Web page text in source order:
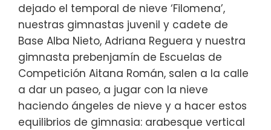
dejado el temporal de nieve ‘Filomena’,
nuestras gimnastas juvenil y cadete de
Base Alba Nieto, Adriana Reguera y nuestra
gimnasta prebenjamín de Escuelas de
Competición Aitana Román, salen a la calle
a dar un paseo, a jugar con la nieve
haciendo ángeles de nieve y a hacer estos
equilibrios de gimnasia: arabesque vertical